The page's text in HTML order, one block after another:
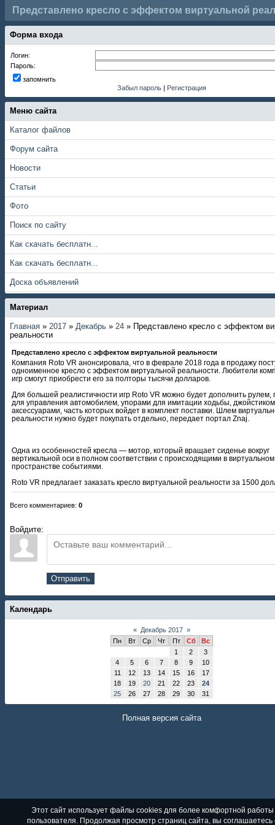
Представлено кресло с эффектом виртуальной
Форма входа
Логин:
Пароль:
запомнить
Забыл пароль | Регистрация
Меню сайта
Каталог файлов
Форум сайта
Новости
Статьи
Фото
Поиск по сайту
Как скачать бесплатн...
Как скачать бесплатн...
Доска объявлений
Материал
Главная » 2017 » Декабрь » 24 » Представлено кресло с эффектом
реальности
Представлено кресло с эффектом виртуальной реальности
Компания Roto VR анонсировала, что в феврале 2018 года в продажу
одноименное кресло с эффектом виртуальной реальности. Любители
игр смогут приобрести его за полторы тысячи долларов.
Для большей реалистичности игр Roto VR можно будет дополнить рулем,
для управления автомобилем, упорами для имитации ходьбы,
аксессуарами, часть которых войдет в комплект поставки. Шлем
реальности нужно будет покупать отдельно, передает портал Znaj.
Одна из особенностей кресла — мотор, который вращает сиденье вокруг
вертикальной оси в полном соответствии с происходящими в виртуальном
пространстве событиями.
Roto VR предлагает заказать кресло виртуальной реальности за 1500
Всего комментариев: 0
Войдите:
Отправить
Календарь
« Декабрь 2017 »
Пн
Вт Ср Чт Пт Сб
Вс
1
2
3
4
5 6 7 8 9
10
11
12 13 14 15 16
17
18
19 20 21 22 23
24
25
26 27 28 29 30 31
Полная версия сайта
Этот сайт использует файлы cookies для более комфортной работы
пользователя. Продолжая просмотр страниц сайта, вы соглашаетесь